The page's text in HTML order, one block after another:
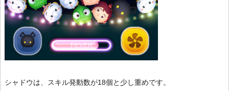
シャドウは、スキル発動数が18個と少し重めです。